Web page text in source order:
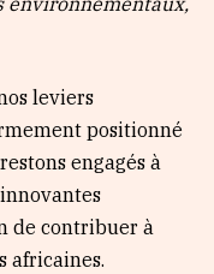
leviers
positionné
engagés à
de contribuer à
africaines.